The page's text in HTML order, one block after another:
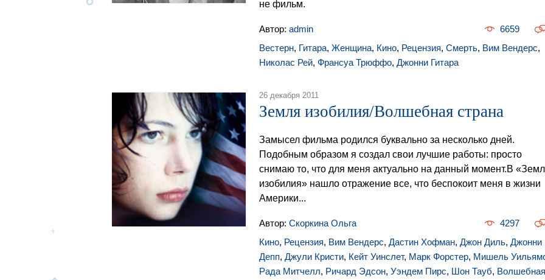
не фильм.
Автор: admin
6659
Вестерн, Гитара, Женщина, Кино, Рецензия, Смерть, Вим Вендерс,
Николас Рей, Франсуа Трюффо, Джонни Гитара
26 декабря 2011
Земля изобилия/Волшебная страна
Замысел фильма родился буквально за несколько дней.
Подобным образом я создал свои лучшие работы: просто
снимаю то, что для меня актуально на данный момент.В
изобилия» нашло отражение все, что беспокоит меня в жизни
Америки...
Автор: Скоркина Ольга
4297
Кино, Рецензия, Вим Вендерс, Дастин Хофман, Джон Диль, Джонни
Депп, Джули Кристи, Кейт Уинслет, Марк Форстер, Мишель
Рада Митчелл, Ричард Эдсон, Уэндем Пирс, Шон Тауб, Волшебная